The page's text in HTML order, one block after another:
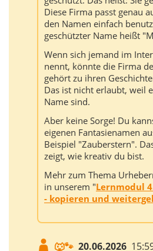
Diese Firma passt genau
den Namen einfach
geschützter Name heißt
Wenn sich jemand im
nennt, könnte die Firma
gehört zu ihren
Das ist nicht erlaubt, weil
Name sind.
Aber keine Sorge! Du
eigenen Fantasienamen
Beispiel "Zauberstern".
zeigt, wie kreativ du bist.
Mehr zum Thema
in unserem "Lernmodul
- kopieren und
🐺🐾 20.06.2026